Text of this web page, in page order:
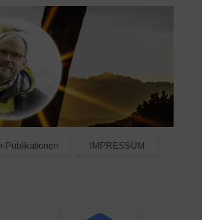
Publikationen IMPRESSUM